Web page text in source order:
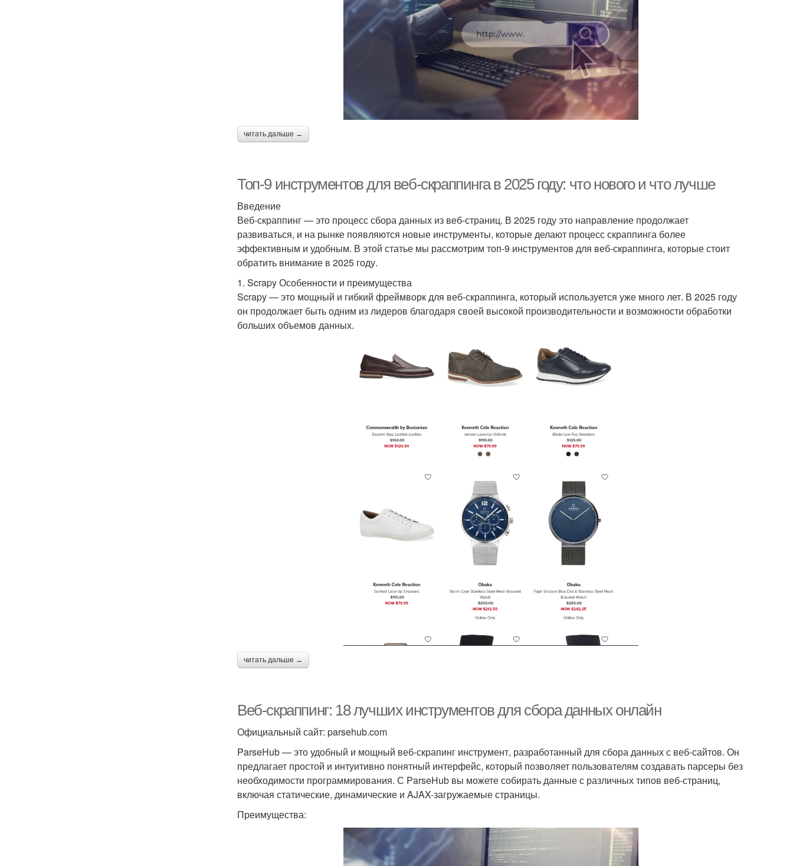
читать дальше →
Топ-9 инструментов для веб-скраппинга в 2025 году: что нового и что лучше
Введение
Веб-скраппинг — это процесс сбора данных из веб-страниц. В 2025 году это направление продолжает
развиваться, и на рынке появляются новые инструменты, которые делают процесс скраппинга более
эффективным и удобным. В этой статье мы рассмотрим топ-9 инструментов для веб-скраппинга, которые стоит
обратить внимание в 2025 году.
1. Scrapy Особенности и преимущества
Scrapy — это мощный и гибкий фреймворк для веб-скраппинга, который используется уже много лет. В 2025 году
он продолжает быть одним из лидеров благодаря своей высокой производительности и возможности обработки
больших объемов данных.
читать дальше →
Веб-скраппинг: 18 лучших инструментов для сбора данных онлайн
Официальный сайт: parsehub.com
ParseHub — это удобный и мощный веб-скрапинг инструмент, разработанный для сбора данных с веб-сайтов. Он
предлагает простой и интуитивно понятный интерфейс, который позволяет пользователям создавать парсеры без
необходимости программирования. С ParseHub вы можете собирать данные с различных типов веб-страниц,
включая статические, динамические и AJAX-загружаемые страницы.
Преимущества: